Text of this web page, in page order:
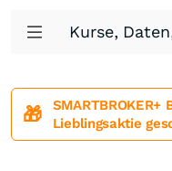
Kurse,
🎁
Lieblingsaktie